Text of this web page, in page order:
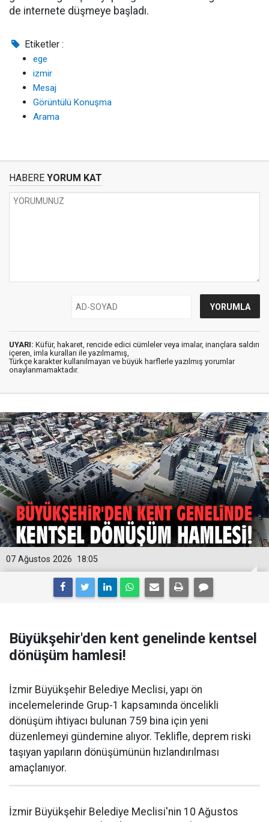
de internete düşmeye başladı.
Etiketler :
ege
izmir
Mesaj
Görüntülü Konuşma
Arama
HABERE YORUM KAT
UYARI: Küfür, hakaret, rencide edici cümleler veya imalar, inançlara saldırı
içeren, imla kuralları ile yazılmamış,
Türkçe karakter kullanılmayan ve büyük harflerle yazılmış yorumlar
onaylanmamaktadır.
18:05
07 Ağustos 2026
Büyükşehir'den kent genelinde kentsel
dönüşüm hamlesi!
İzmir Büyükşehir Belediye Meclisi, yapı ön
incelemelerinde Grup-1 kapsamında öncelikli
dönüşüm ihtiyacı bulunan 759 bina için yeni
düzenlemeyi gündemine alıyor. Teklifle, deprem riski
taşıyan yapıların dönüşümünün hızlandırılması
amaçlanıyor.
İzmir Büyükşehir Belediye Meclisi'nin 10 Ağustos